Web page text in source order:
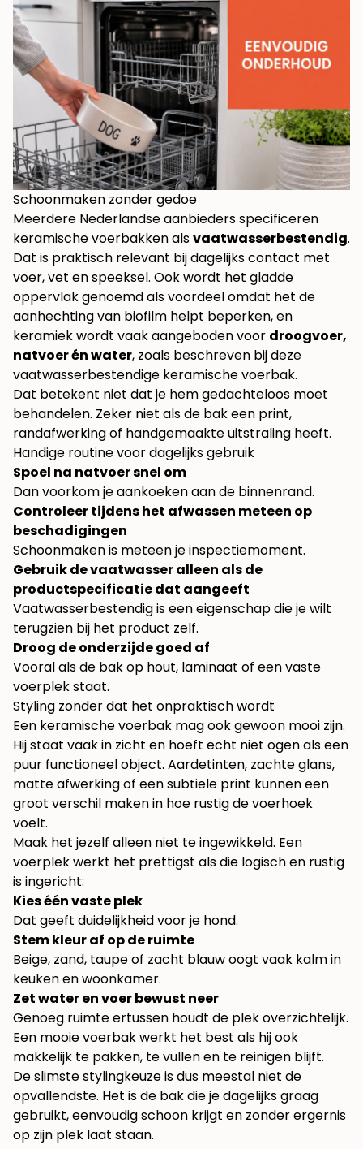
Schoonmaken zonder gedoe
Meerdere Nederlandse aanbieders specificeren
keramische voerbakken alsvaatwasserbestendig.
Dat is praktisch relevant bij dagelijks contact met
voer, vet en speeksel. Ook wordt het gladde
oppervlak genoemd als voordeel omdat het de
aanhechting van biofilm helpt beperken, en
keramiek wordt vaak aangeboden voor droogvoer,
natvoer én water, zoals beschreven bijdeze
vaatwasserbestendige keramische voerbak.
Dat betekent niet dat je hem gedachteloos moet
behandelen. Zeker niet als de bak een print,
randafwerking of handgemaakte uitstraling heeft.
Handige routine voor dagelijks gebruik
Spoel na natvoer snel om
Dan voorkom je aankoeken aan de binnenrand.
Controleer tijdens het afwassen meteen op
beschadigingen
Schoonmaken is meteen je inspectiemoment.
Gebruik de vaatwasser alleen als de
productspecificatie dat aangeeft
Vaatwasserbestendig is een eigenschap die je wilt
terugzien bij het product zelf.
Droog de onderzijde goed af
Vooral als de bak op hout, laminaat of een vaste
voerplek staat.
Styling zonder dat het onpraktisch wordt
Een keramische voerbak mag ook gewoon mooi zijn.
Hij staat vaak in zicht en hoeft echt niet ogen als een
puur functioneel object. Aardetinten, zachte glans,
matte afwerking of een subtiele print kunnen een
groot verschil maken in hoe rustig de voerhoek
voelt.
Maak het jezelf alleen niet te ingewikkeld. Een
voerplek werkt het prettigst als die logisch en rustig
is ingericht:
Kies één vaste plek
Dat geeft duidelijkheid voor je hond.
Stem kleur af op de ruimte
Beige, zand, taupe of zacht blauw oogt vaak kalm in
keuken en woonkamer.
Zet water en voer bewust neer
Genoeg ruimte ertussen houdt de plek overzichtelijk.
Een mooie voerbak werkt het best als hij ook
makkelijk te pakken, te vullen en te reinigen blijft.
De slimste stylingkeuze is dus meestal niet de
opvallendste. Het is de bak die je dagelijks graag
gebruikt, eenvoudig schoon krijgt en zonder ergernis
op zijn plek laat staan.